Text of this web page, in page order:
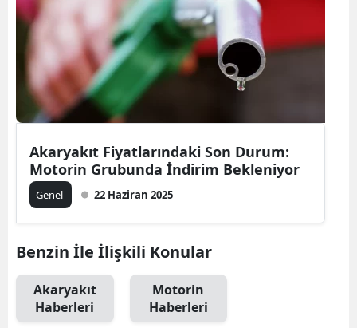
Akaryakıt Fiyatlarındaki Son Durum:
Motorin Grubunda İndirim Bekleniyor
Genel 22 Haziran 2025
Benzin İle İlişkili Konular
Akaryakıt
Haberleri
Motorin
Haberleri